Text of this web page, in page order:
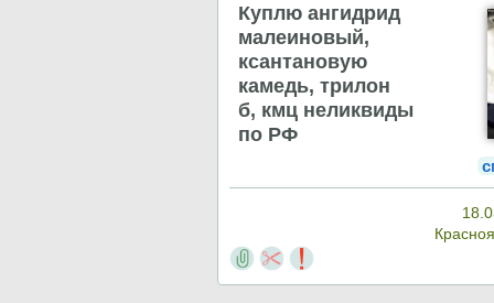
Куплю ангидрид
малеиновый,
ксантановую
камедь, трилон
б, кмц неликвиды
по РФ